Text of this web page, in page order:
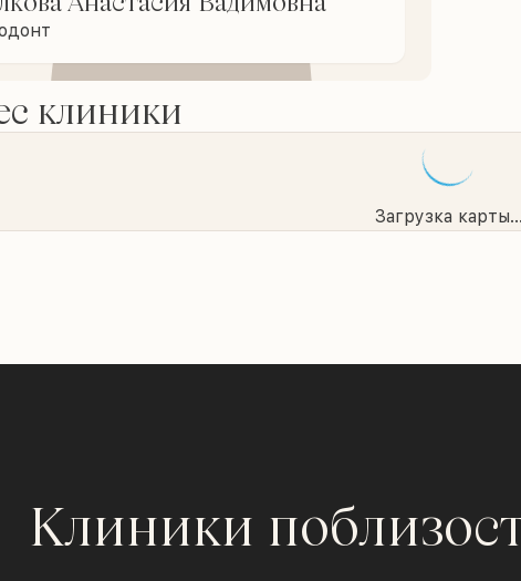
клиники
Загрузка карты...
Клиники